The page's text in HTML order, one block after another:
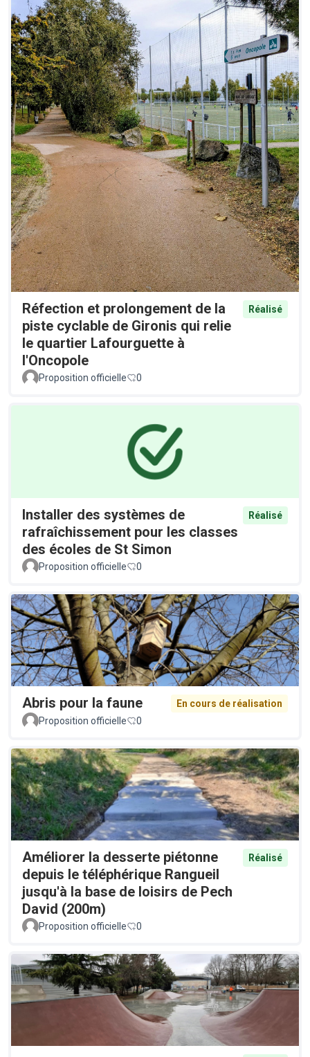
Réfection et prolongement de la
piste cyclable de Gironis qui relie
le quartier Lafourguette à
l'Oncopole
Réalisé
Proposition officielle 0
Installer des systèmes de
rafraîchissement pour les classes
des écoles de St Simon
Réalisé
Proposition officielle 0
Abris pour la faune
En cours de réalisation
Proposition officielle
0
Améliorer la desserte piétonne
depuis le téléphérique Rangueil
jusqu'à la base de loisirs de Pech
David (200m)
Réalisé
Proposition officielle 0